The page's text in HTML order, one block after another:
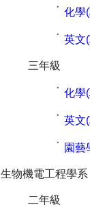
˙ 化學
˙ 英文
三年級
˙ 化學
˙ 英文
˙ 園藝
生物機電工程學系
二年級